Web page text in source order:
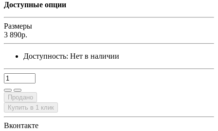
Доступные опции
Размеры
3 890р.
Доступность: Нет в наличии
Продано
Купить в 1 клик
Вконтакте